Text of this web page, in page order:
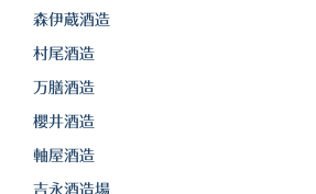
お問合わせ
森伊蔵酒造
村尾酒造
万膳酒造
櫻井酒造
軸屋酒造
吉永酒造場